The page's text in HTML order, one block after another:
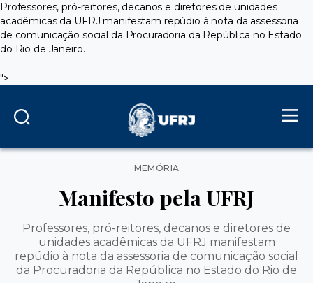
Professores, pró-reitores, decanos e diretores de unidades
acadêmicas da UFRJ manifestam repúdio à nota da assessoria
de comunicação social da Procuradoria da República no Estado
do Rio de Janeiro.
">
Categorias
MEMÓRIA
Manifesto pela UFRJ
Professores, pró-reitores, decanos e diretores de
unidades acadêmicas da UFRJ manifestam
repúdio à nota da assessoria de comunicação social
da Procuradoria da República no Estado do Rio de